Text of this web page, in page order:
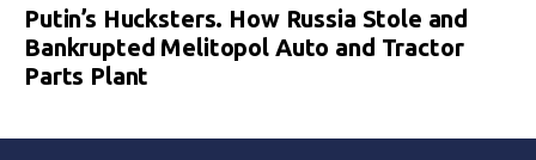
Putin’s Hucksters. How Russia Stole and
Bankrupted Melitopol Auto and Tractor
Parts Plant